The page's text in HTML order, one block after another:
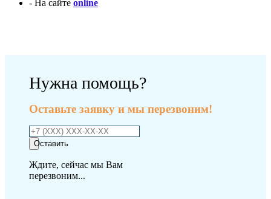
- На сайте online
Нужна помощь?
Оставьте заявку и мы перезвоним!
Оставить
Ждите, сейчас мы Вам
перезвоним...